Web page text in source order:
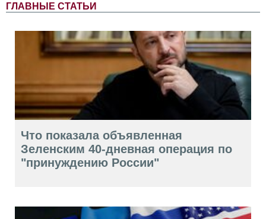
ГЛАВНЫЕ СТАТЬИ
Что показала объявленная
Зеленским 40-дневная операция по
"принуждению России"